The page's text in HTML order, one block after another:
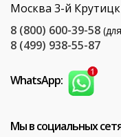
Москва 3-й
8 (800) 600-39-58
8 (499) 938-55-87
WhatsApp:
Мы в социальных